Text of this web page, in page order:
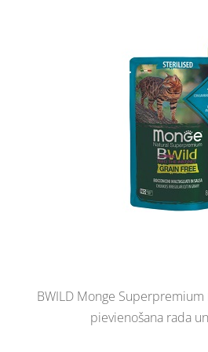
BWILD Monge Superpremium
pievienošana rada